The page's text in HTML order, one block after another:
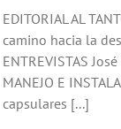
EDITORIAL AL
camino hacia la
ENTREVISTAS
MANEJO E
capsulares [...]